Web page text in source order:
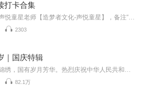
打卡合集
2303
｜国庆特辑
82.1万